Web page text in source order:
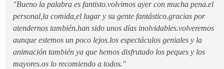
"Bueno la palabra es fantisto.volvimos ayer con mucha pena.el
personal,la comida,el lugar y su gente fantástico.gracias por
atendernos también.han sido unos días inolvidables.volveremos
aunque estemos un poco lejos.los espectáculos geniales y la
animación también ya que hemos disfrutado los peques y los
mayores.os lo recomiendo a todos."